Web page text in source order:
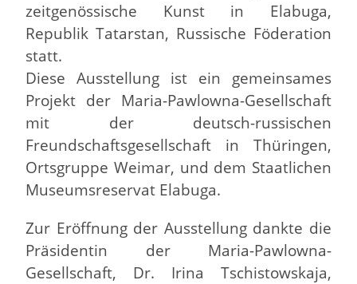
zeitgenössische Kunst in Elabuga,
Republik Tatarstan, Russische Föderation
statt.
Diese Ausstellung ist ein gemeinsames
Projekt der Maria-Pawlowna-Gesellschaft
mit der deutsch-russischen
Freundschaftsgesellschaft in Thüringen,
Ortsgruppe Weimar, und dem Staatlichen
Museumsreservat Elabuga.
Zur Eröffnung der Ausstellung dankte die
Präsidentin der Maria-Pawlowna-
Gesellschaft, Dr. Irina Tschistowskaja,